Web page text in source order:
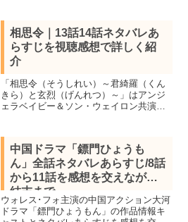
ど豪華キャストが集結させ再生数10億回
を突破した話題作。
相思令｜13話14話ネタバレあ
らすじを視聴感想で詳しく紹
介
「相思令（そうしれい）～君綺羅（くん
きら）と玄烈（げんれつ）～」はアンジ
ェラベイビー＆ソン・ウェイロン共演し
詳しく紹介。敵として出会った男女が恋
に落ちる。
中国ドラマ「鏢門ひょうも
ん」全話ネタバレあらすじ/8話
から11話を感想を交えながら
結末まで
ウォレス･フォ主演の中国アクション大河
ドラマ「鏢門ひょうもん」の作品情報キ